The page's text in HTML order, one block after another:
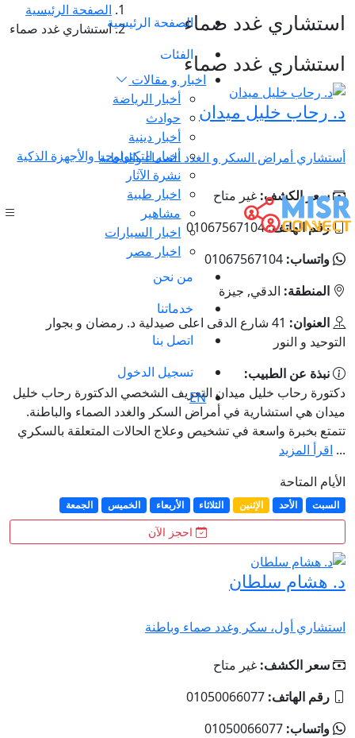
الصفحة الرئيسية
الفئات
اخبار و مقالات
أخبار الرياضة
حوادث
أخبار دينية
أخبار التكنولوجيا والأجهزة الذكية
نشرة الآثار
اخبار طبية
مشاهير
اخبار السيارات
اخبار مصر
من نحن
خدماتنا
اتصل بنا
تسجيل الدخول
EN
استشاري غدد صماء
الصفحة الرئيسية
استشاري غدد صماء
استشاري غدد صماء
د. رحاب خليل ميدان
أستشاري أمراض السكر و الغدد الصماء والباطنة
سعر الكشف: غير متاح
رقم الهاتف:01067567104
واتساب: 01067567104
المنطقة: الدقي, جيزة
العنوان:
41 شارع الدقى اعلى صيدلية د. رمضان و بجوار
التوحيد و النور
نبذة عن الطبيب:
دكتورة رحاب خليل ميدان التعريف الشخصي الدكتورة رحاب خليل
ميدان هي استشارية في أمراض السكر والغدد الصماء والباطنة.
تتمتع بخبرة واسعة في تشخيص وعلاج الحالات المتعلقة بالسكري
... اقرأ المزيد
الأيام المتاحة
السبت الأحد الإثنين الثلاثاء الأربعاء الخميس الجمعة
احجز الآن
د. هشام سلطان
استشاري أول، سكر وغدد صماء وباطنة
سعر الكشف: غير متاح
رقم الهاتف: 01050066077
واتساب: 01050066077